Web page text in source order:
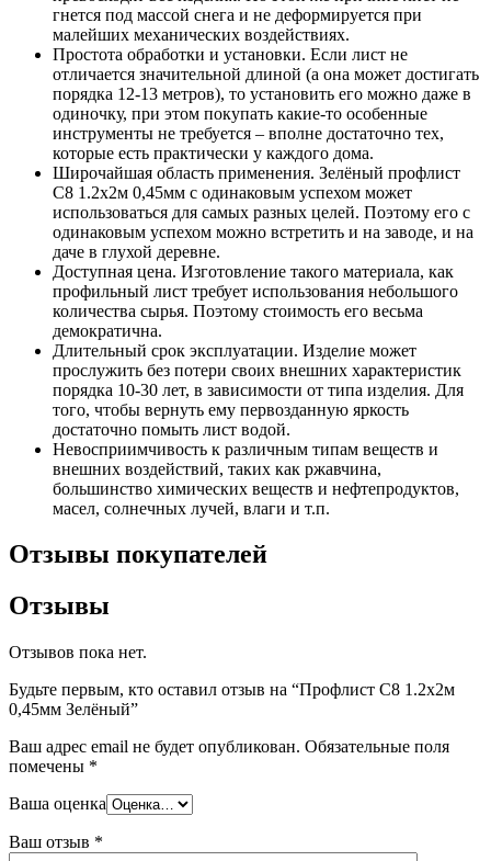
гнется под массой снега и не деформируется при
малейших механических воздействиях.
Простота обработки и установки. Если лист не
отличается значительной длиной (а она может достигать
порядка 12-13 метров), то установить его можно даже в
одиночку, при этом покупать какие-то особенные
инструменты не требуется – вполне достаточно тех,
которые есть практически у каждого дома.
Широчайшая область применения. Зелёный профлист
С8 1.2х2м 0,45мм с одинаковым успехом может
использоваться для самых разных целей. Поэтому его с
одинаковым успехом можно встретить и на заводе, и на
даче в глухой деревне.
Доступная цена. Изготовление такого материала, как
профильный лист требует использования небольшого
количества сырья. Поэтому стоимость его весьма
демократична.
Длительный срок эксплуатации. Изделие может
прослужить без потери своих внешних характеристик
порядка 10-30 лет, в зависимости от типа изделия. Для
того, чтобы вернуть ему первозданную яркость
достаточно помыть лист водой.
Невосприимчивость к различным типам веществ и
внешних воздействий, таких как ржавчина,
большинство химических веществ и нефтепродуктов,
масел, солнечных лучей, влаги и т.п.
Отзывы покупателей
Отзывы
Отзывов пока нет.
Будьте первым, кто оставил отзыв на “Профлист С8 1.2х2м
0,45мм Зелёный”
Ваш адрес email не будет опубликован. Обязательные поля
помечены *
Ваша оценка
Ваш отзыв *